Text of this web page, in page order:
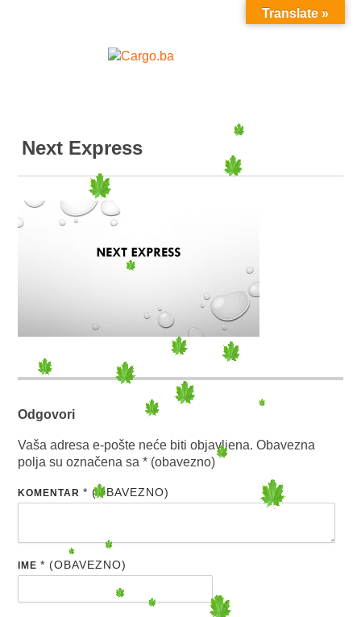
MENU
Next Express
Odgovori
Vaša adresa e-pošte neće biti objavljena. Obavezna
polja su označena sa* (obavezno)
KOMENTAR* (OBAVEZNO)
IME* (OBAVEZNO)
Translate »